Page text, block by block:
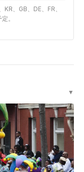
、GB、DE、FR、
。
▼